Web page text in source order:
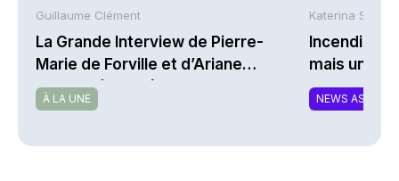
Guillaume Clément
La Grande Interview de Pierre-
Marie de Forville et d’Ariane
Darmon (Ivesta)
À LA UNE
Katerina
Incendies :
mais une
NEWS